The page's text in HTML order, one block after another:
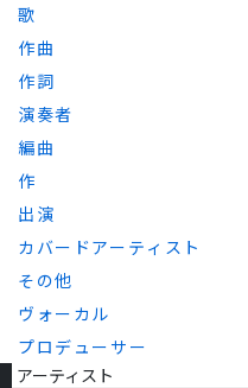
歌
作曲
作詞
演奏者
編曲
作
出演
カバードアーティスト
その他
ヴォーカル
プロデューサー
アーティスト